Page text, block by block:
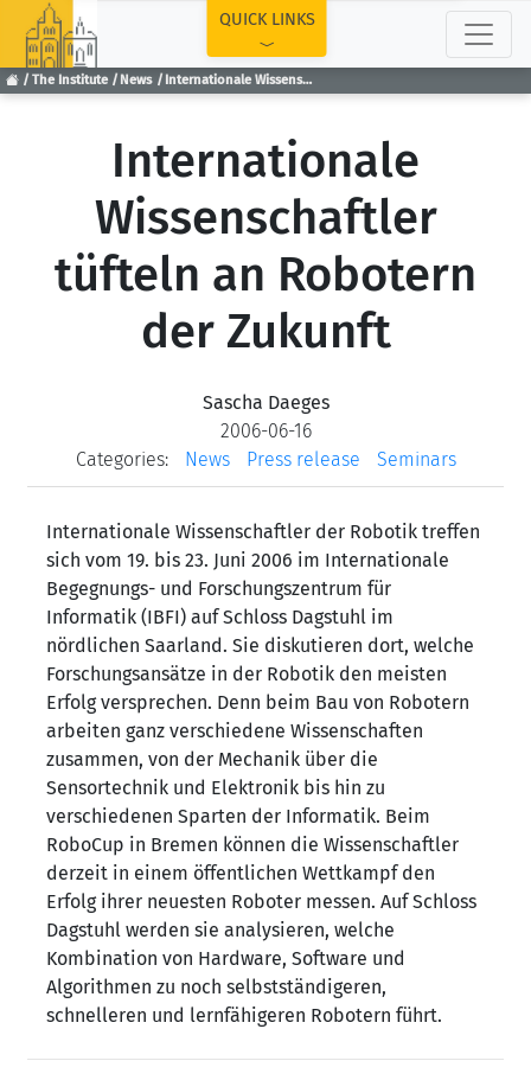
The Institute News Internationale Wissenschaftler tüfteln an Robotern der Zukunft
QUICK LINKS
Internationale
Wissenschaftler
tüfteln an Robotern
der Zukunft
Sascha Daeges
2006-06-16
Categories:
News Press release Seminars
Internationale Wissenschaftler der Robotik treffen
sich vom 19. bis 23. Juni 2006 im Internationale
Begegnungs- und Forschungszentrum für
Informatik (IBFI) auf Schloss Dagstuhl im
nördlichen Saarland. Sie diskutieren dort, welche
Forschungsansätze in der Robotik den meisten
Erfolg versprechen. Denn beim Bau von Robotern
arbeiten ganz verschiedene Wissenschaften
zusammen, von der Mechanik über die
Sensortechnik und Elektronik bis hin zu
verschiedenen Sparten der Informatik. Beim
RoboCup in Bremen können die Wissenschaftler
derzeit in einem öffentlichen Wettkampf den
Erfolg ihrer neuesten Roboter messen. Auf Schloss
Dagstuhl werden sie analysieren, welche
Kombination von Hardware, Software und
Algorithmen zu noch selbstständigeren,
schnelleren und lernfähigeren Robotern führt.